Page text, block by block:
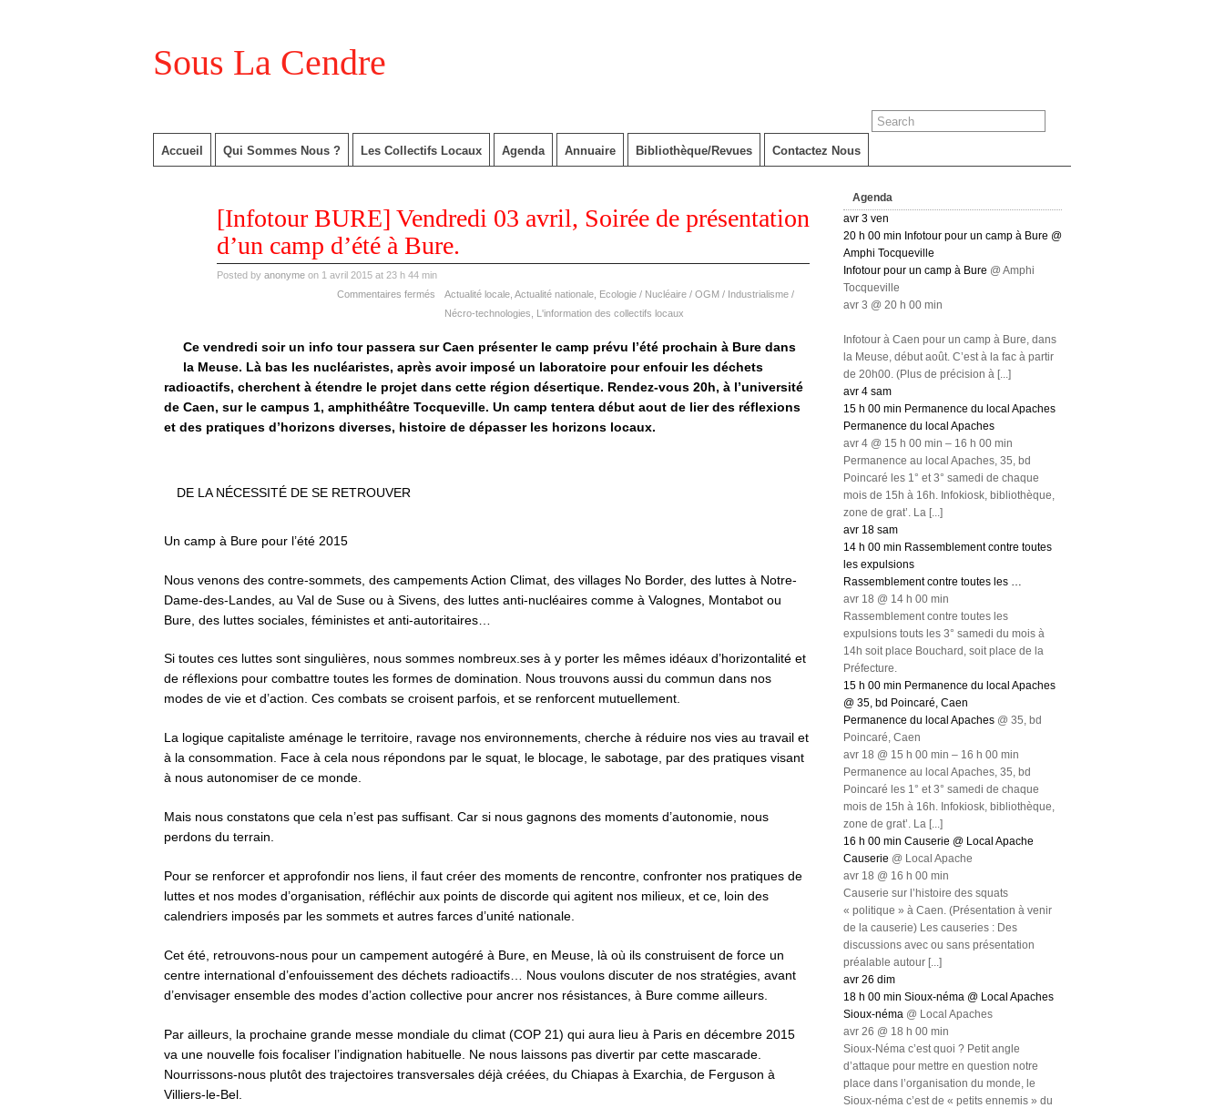
Sous La Cendre
Accueil Qui Sommes Nous ? Les Collectifs Locaux Agenda Annuaire Bibliothèque/Revues Contactez Nous
[Infotour BURE] Vendredi 03 avril, Soirée de présentation
d’un camp d’été à Bure.
Posted by anonyme on 1 avril 2015 at 23 h 44 min
Actualité locale ,Actualité nationale Ecologie / Nucléaire / OGM / Industrialisme /
Nécro-technologies
L'information des collectifs locaux
Commentaires fermés
Ce vendredi soir un info tour passera sur Caen présenter le camp prévu l’été prochain à Bure dans
la Meuse. Là bas les nucléaristes, après avoir imposé un laboratoire pour enfouir les déchets
radioactifs, cherchent à étendre le projet dans cette région désertique. Rendez-vous 20h, à l’université
de Caen, sur le campus 1, amphithéâtre Tocqueville. Un camp tentera début aout de lier des réflexions
et des pratiques d’horizons diverses, histoire de dépasser les horizons locaux.
DE LA NÉCESSITÉ DE SE RETROUVER
Un camp à Bure pour l’été 2015
Nous venons des contre-sommets, des campements Action Climat, des villages No Border, des luttes à Notre-
Dame-des-Landes, au Val de Suse ou à Sivens, des luttes anti-nucléaires comme à Valognes, Montabot ou
Bure, des luttes sociales, féministes et anti-autoritaires…
Si toutes ces luttes sont singulières, nous sommes nombreux.ses à y porter les mêmes idéaux d’horizontalité et
de réflexions pour combattre toutes les formes de domination. Nous trouvons aussi du commun dans nos
modes de vie et d’action. Ces combats se croisent parfois, et se renforcent mutuellement.
La logique capitaliste aménage le territoire, ravage nos environnements, cherche à réduire nos vies au travail et
à la consommation. Face à cela nous répondons par le squat, le blocage, le sabotage, par des pratiques visant
à nous autonomiser de ce monde.
Mais nous constatons que cela n’est pas suffisant. Car si nous gagnons des moments d’autonomie, nous
perdons du terrain.
Pour se renforcer et approfondir nos liens, il faut créer des moments de rencontre, confronter nos pratiques de
luttes et nos modes d’organisation, réfléchir aux points de discorde qui agitent nos milieux, et ce, loin des
calendriers imposés par les sommets et autres farces d’unité nationale.
Cet été, retrouvons-nous pour un campement autogéré à Bure, en Meuse, là où ils construisent de force un
centre international d’enfouissement des déchets radioactifs… Nous voulons discuter de nos stratégies, avant
d’envisager ensemble des modes d’action collective pour ancrer nos résistances, à Bure comme ailleurs.
Par ailleurs, la prochaine grande messe mondiale du climat (COP 21) qui aura lieu à Paris en décembre 2015
va une nouvelle fois focaliser l’indignation habituelle. Ne nous laissons pas divertir par cette mascarade.
Nourrissons-nous plutôt des trajectoires transversales déjà créées, du Chiapas à Exarchia, de Ferguson à
Villiers-le-Bel.
Agenda
avr 3 ven
20 h 00 min Infotour pour un camp à Bure @
Amphi Tocqueville
Infotour pour un camp à Bure @ Amphi
Tocqueville
avr 3 @ 20 h 00 min
Infotour à Caen pour un camp à Bure, dans
la Meuse, début août. C’est à la fac à partir
de 20h00. (Plus de précision à [...]
avr 4 sam
15 h 00 min Permanence du local Apaches
Permanence du local Apaches
avr 4 @ 15 h 00 min – 16 h 00 min
Permanence au local Apaches, 35, bd
Poincaré les 1° et 3° samedi de chaque
mois de 15h à 16h. Infokiosk, bibliothèque,
zone de grat’. La [...]
avr 18 sam
14 h 00 min Rassemblement contre toutes
les expulsions
Rassemblement contre toutes les …
avr 18 @ 14 h 00 min
Rassemblement contre toutes les
expulsions touts les 3° samedi du mois à
14h soit place Bouchard, soit place de la
Préfecture.
15 h 00 min Permanence du local Apaches
@ 35, bd Poincaré, Caen
Permanence du local Apaches @ 35, bd
Poincaré, Caen
avr 18 @ 15 h 00 min – 16 h 00 min
Permanence au local Apaches, 35, bd
Poincaré les 1° et 3° samedi de chaque
mois de 15h à 16h. Infokiosk, bibliothèque,
zone de grat’. La [...]
16 h 00 min Causerie @ Local Apache
Causerie @ Local Apache
avr 18 @ 16 h 00 min
Causerie sur l’histoire des squats
« politique » à Caen. (Présentation à venir
de la causerie) Les causeries : Des
discussions avec ou sans présentation
préalable autour [...]
avr 26 dim
18 h 00 min Sioux-néma @ Local Apaches
Sioux-néma @ Local Apaches
avr 26 @ 18 h 00 min
Sioux-Néma c’est quoi ? Petit angle
d’attaque pour mettre en question notre
place dans l’organisation du monde, le
Sioux-néma c’est de « petits ennemis » du